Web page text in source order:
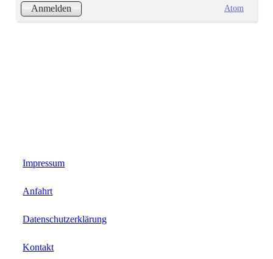
Anmelden
Atom
Impressum
Anfahrt
Datenschutzerklärung
Kontakt